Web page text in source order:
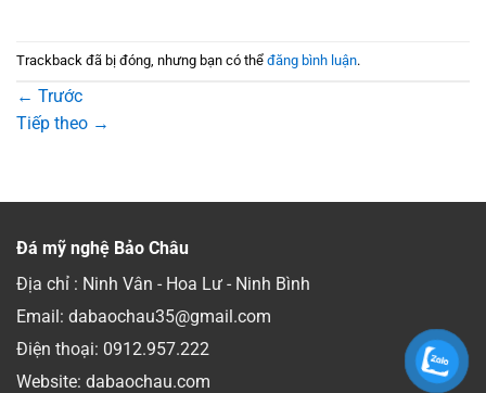
Trackback đã bị đóng, nhưng bạn có thể đăng bình luận.
← Trước
Tiếp theo →
Đá mỹ nghệ Bảo Châu
Địa chỉ : Ninh Vân - Hoa Lư - Ninh Bình
Email: dabaochau35@gmail.com
Điện thoại: 0912.957.222
Website: dabaochau.com